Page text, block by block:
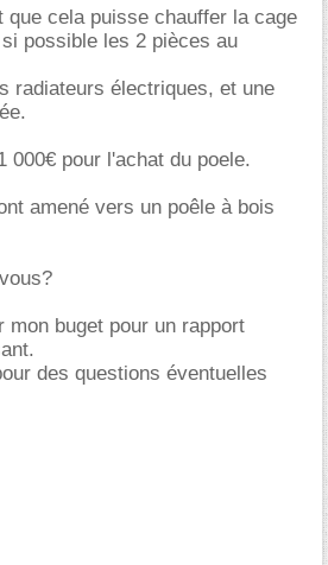
que cela puisse chauffer la cage
possible les 2 pièces au
radiateurs électriques, et une
000€ pour l'achat du poele.
amené vers un poêle à bois
buget pour un rapport
des questions éventuelles